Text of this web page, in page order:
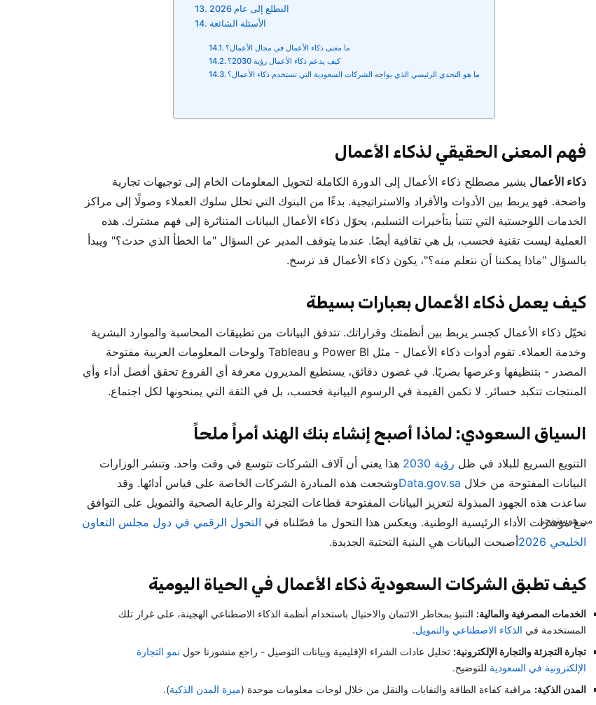
التطلع إلى عام 2026
الأسئلة الشائعة
ما معنى ذكاء الأعمال في مجال الأعمال؟
كيف يدعم ذكاء الأعمال رؤية 2030؟
ما هو التحدي الرئيسي الذي يواجه الشركات السعودية التي تستخدم ذكاء الأعمال؟
فهم المعنى الحقيقي لذكاء الأعمال
ذكاء الأعمال يشير مصطلح ذكاء الأعمال إلى الدورة الكاملة لتحويل المعلومات الخام إلى توجيهات تجارية
واضحة. فهو يربط بين الأدوات والأفراد والاستراتيجية. بدءًا من البنوك التي تحلل سلوك العملاء وصولًا إلى مراكز
الخدمات اللوجستية التي تتنبأ بتأخيرات التسليم، يحوّل ذكاء الأعمال البيانات المتناثرة إلى فهم مشترك. هذه
العملية ليست تقنية فحسب، بل هي ثقافية أيضًا. عندما يتوقف المدير عن السؤال "ما الخطأ الذي حدث؟" ويبدأ
بالسؤال "ماذا يمكننا أن نتعلم منه؟"، يكون ذكاء الأعمال قد ترسخ.
كيف يعمل ذكاء الأعمال بعبارات بسيطة
تخيّل ذكاء الأعمال كجسر يربط بين أنظمتك وقراراتك. تتدفق البيانات من تطبيقات المحاسبة والموارد البشرية
وخدمة العملاء. تقوم أدوات ذكاء الأعمال - مثل Power BI و Tableau ولوحات المعلومات العربية مفتوحة
المصدر - بتنظيفها وعرضها بصريًا. في غضون دقائق، يستطيع المديرون معرفة أي الفروع تحقق أفضل أداء وأي
المنتجات تتكبد خسائر. لا تكمن القيمة في الرسوم البيانية فحسب، بل في الثقة التي يمنحونها لكل اجتماع.
السياق السعودي: لماذا أصبح إنشاء بنك الهند أمراً ملحاً
التنويع السريع للبلاد في ظل رؤية 2030
هذا يعني أن آلاف الشركات تتوسع في وقت واحد. وتنشر الوزارات
البيانات المفتوحة من خلال Data.gov.saوشجعت هذه المبادرة الشركات الخاصة على قياس أدائها. وقد
ساعدت هذه الجهود المبذولة لتعزيز البيانات المفتوحة قطاعات التجزئة والرعاية الصحية والتمويل على التوافق
مع مؤشرات الأداء الرئيسية الوطنية. ويعكس هذا التحول ما فصّلناه في التحول الرقمي في دول مجلس التعاون
الخليجي 2026
أصبحت البيانات هي البنية التحتية الجديدة.
كيف تطبق الشركات السعودية ذكاء الأعمال في الحياة اليومية
الخدمات المصرفية والمالية: التنبؤ بمخاطر الائتمان والاحتيال باستخدام أنظمة الذكاء الاصطناعي الهجينة، على غرار تلك
المستخدمة في الذكاء الاصطناعي والتمويل.
تجارة التجزئة والتجارة الإلكترونية: تحليل عادات الشراء الإقليمية وبيانات التوصيل - راجع منشورنا حول نمو التجارة
الإلكترونية في السعودية للتوضيح.
المدن الذكية: مراقبة كفاءة الطاقة والنفايات والنقل من خلال لوحات معلومات موحدة (ميزة المدن الذكية).